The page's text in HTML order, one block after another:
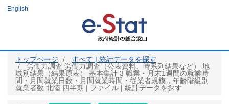
ツ
English
トップページ
すべて | 統計データを探す
労働力調査 労働力調査（公表資料、時系列結果など） 地
域別結果（結果原表） 基本集計 3 職業・月末1週間の就業時
間・月間就業日数・月間就業時間・従業者規模，年齢階級別
就業者数 北陸 四半期 | ファイル | 統計データを探す